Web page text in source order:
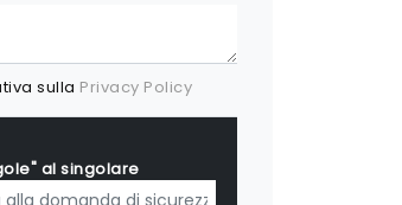
sulla Privacy Policy
al singolare